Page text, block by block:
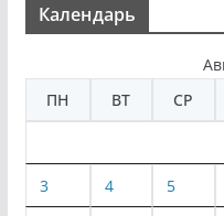
Календарь
ПН
ВТ СР
3 4 5